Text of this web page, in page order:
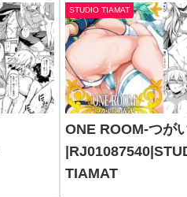
STUDIO TIAMAT
ONE ROOM-つが
TIAMAT